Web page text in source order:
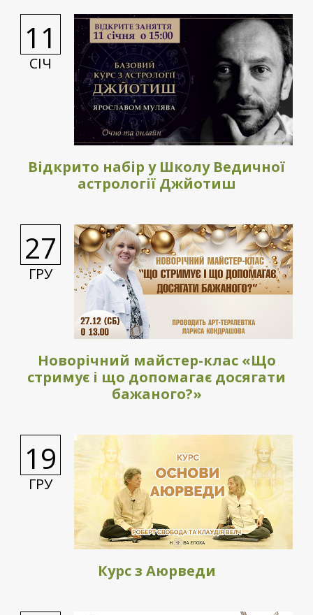
СІЧ
11
Відкрито набір у Школу Ведичної
астрології Джйотиш
ГРУ
27
Новорічний майстер-клас «Що
стримує і що допомагає досягати
бажаного?»
ГРУ
19
Курс з Аюрведи